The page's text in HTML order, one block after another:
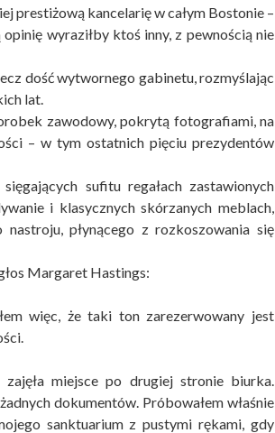
prestiżową kancelarię w całym Bostonie –
wyraziłby ktoś inny, z pewnością nie
dość wytwornego gabinetu, rozmyślając
lat.
zawodowy, pokrytą fotografiami, na
– w tym ostatnich pięciu prezydentów
sufitu regałach zastawionych
i klasycznych skórzanych meb­lach,
płynącego z rozkoszowania się
Margaret Hastings:
więc, że taki ton zarezerwowany jest
miejsce po drugiej stronie biurka.
dokumentów. Próbowałem właśnie
sanktuarium z pustymi rękami, gdy